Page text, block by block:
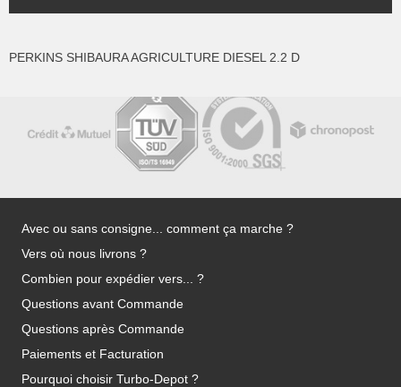
PERKINS SHIBAURA AGRICULTURE DIESEL 2.2 D
Avec ou sans consigne... comment ça marche ?
Vers où nous livrons ?
Combien pour expédier vers... ?
Questions avant Commande
Questions après Commande
Paiements et Facturation
Pourquoi choisir Turbo-Depot ?